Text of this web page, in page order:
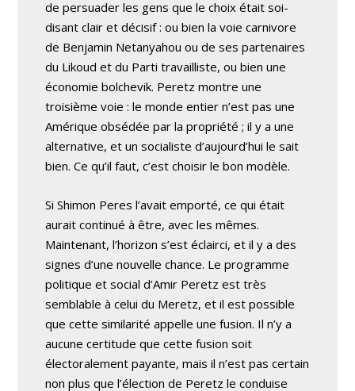
de persuader les gens que le choix était soi-
disant clair et décisif : ou bien la voie carnivore
de Benjamin Netanyahou ou de ses partenaires
du Likoud et du Parti travailliste, ou bien une
économie bolchevik. Peretz montre une
troisième voie : le monde entier n’est pas une
Amérique obsédée par la propriété ; il y a une
alternative, et un socialiste d’aujourd’hui le sait
bien. Ce qu’il faut, c’est choisir le bon modèle.
Si Shimon Peres l’avait emporté, ce qui était
aurait continué à être, avec les mêmes.
Maintenant, l’horizon s’est éclairci, et il y a des
signes d’une nouvelle chance. Le programme
politique et social d’Amir Peretz est très
semblable à celui du Meretz, et il est possible
que cette similarité appelle une fusion. Il n’y a
aucune certitude que cette fusion soit
électoralement payante, mais il n’est pas certain
non plus que l’élection de Peretz le conduise